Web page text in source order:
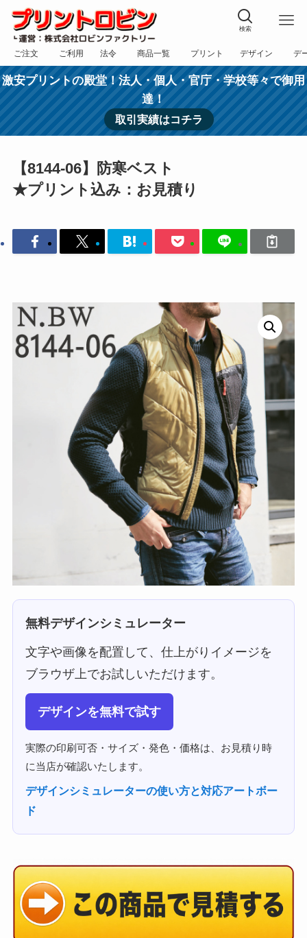
検索
ご注文
フォーム
ご利用
規約
法令
表記
商品一覧
カテゴリー
プリント
方法
デザイン
依頼
デ
入
激安プリントの殿堂！法人・個人・官庁・学校等々で御用
達！
取引実績はコチラ
【8144-06】防寒ベスト
★プリント込み：お見積り
無料デザインシミュレーター
文字や画像を配置して、仕上がりイメージを
ブラウザ上でお試しいただけます。
デザインを無料で試す
実際の印刷可否・サイズ・発色・価格は、お見積り時
に当店が確認いたします。
デザインシミュレーターの使い方と対応アートボー
ド